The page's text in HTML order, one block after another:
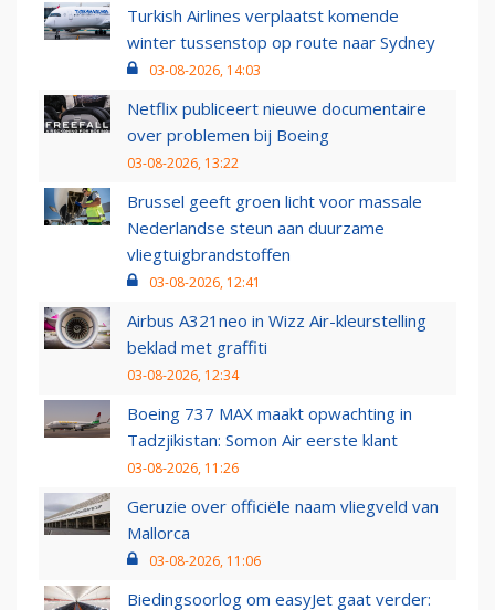
Turkish Airlines verplaatst komende
winter tussenstop op route naar Sydney
03-08-2026, 14:03
Netflix publiceert nieuwe documentaire
over problemen bij Boeing
03-08-2026, 13:22
Brussel geeft groen licht voor massale
Nederlandse steun aan duurzame
vliegtuigbrandstoffen
03-08-2026, 12:41
Airbus A321neo in Wizz Air-kleurstelling
beklad met graffiti
03-08-2026, 12:34
Boeing 737 MAX maakt opwachting in
Tadzjikistan: Somon Air eerste klant
03-08-2026, 11:26
Geruzie over officiële naam vliegveld van
Mallorca
03-08-2026, 11:06
Biedingsoorlog om easyJet gaat verder: